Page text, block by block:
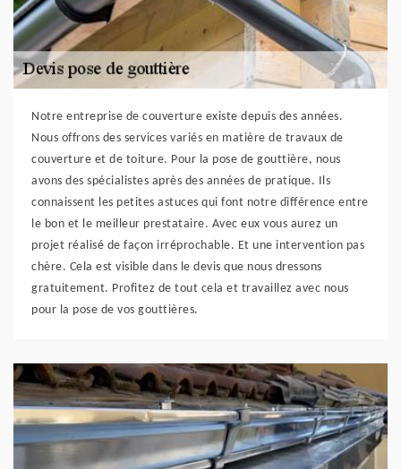
Notre entreprise de couverture existe depuis des années.
Nous offrons des services variés en matière de travaux de
couverture et de toiture. Pour la pose de gouttière, nous
avons des spécialistes après des années de pratique. Ils
connaissent les petites astuces qui font notre différence entre
le bon et le meilleur prestataire. Avec eux vous aurez un
projet réalisé de façon irréprochable. Et une intervention pas
chère. Cela est visible dans le devis que nous dressons
gratuitement. Profitez de tout cela et travaillez avec nous
pour la pose de vos gouttières.